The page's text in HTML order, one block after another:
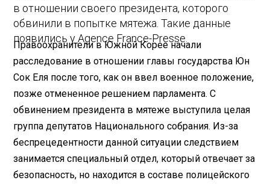
в отношении своего президента, которого
обвинили в попытке мятежа. Такие данные
появились у Agence France-Presse.
Правоохранители в Южной Корее начали
расследование в отношении главы государства Юн
Сок Еля после того, как он ввел военное положение,
позже отмененное решением парламента. С
обвинением президента в мятеже выступила целая
группа депутатов Национального собрания. Из-за
беспрецедентности данной ситуации следствием
занимается специальный отдел, который отвечает за
безопасность, но находится в составе полицейского